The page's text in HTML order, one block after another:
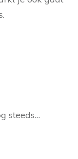
steeds…